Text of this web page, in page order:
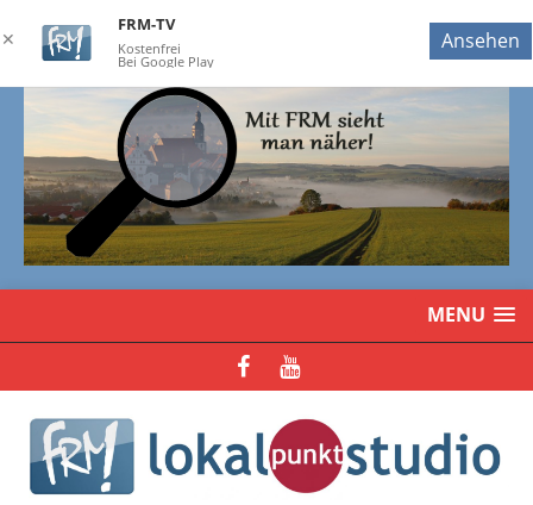
MENU
✕
FRM-TV
Kostenfrei
Bei Google Play
Ansehen